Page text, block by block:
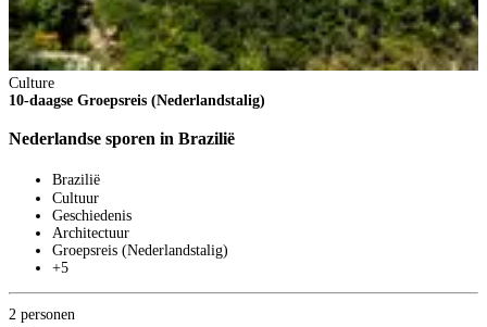
Culture
10-daagse Groepsreis (Nederlandstalig)
Nederlandse sporen in Brazilië
Brazilië
Cultuur
Geschiedenis
Architectuur
Groepsreis (Nederlandstalig)
+5
2 personen